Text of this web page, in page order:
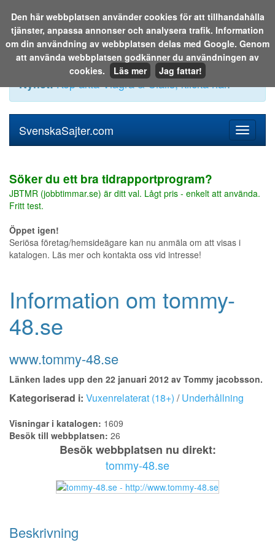
Sök i katalogen eller på webben:
Nyhet!Köp äkta Viagra & Cialis, klicka här.
meny
SvenskaSajter.com
Söker du ett bra tidrapportprogram?
JBTMR (jobbtimmar.se) är ditt val. Lågt pris - enkelt att använda.
Fritt test.
Öppet igen!
Seriösa företag/hemsideägare kan nu anmäla om att visas i
katalogen. Läs mer och kontakta oss vid intresse!
Information om tommy-
48.se
www.tommy-48.se
Länken lades upp den 22 januari 2012 av Tommy jacobsson.
Kategoriserad i: Vuxenrelaterat (18+) /Underhållning
Visningar i katalogen: 1609
Besök till webbplatsen: 26
Besök webbplatsen nu direkt:
tommy-48.se
Beskrivning
Den här webbplatsen använder cookies för att tillhandahålla
tjänster, anpassa annonser och analysera trafik. Information
om din användning av webbplatsen delas med Google. Genom
att använda webbplatsen godkänner du användningen av
cookies.
Läs mer Jag fattar!